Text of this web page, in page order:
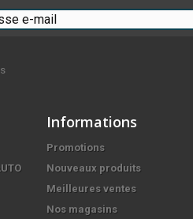
Informations
Promotions
Nouveaux produits
Meilleures ventes
Nos magasins